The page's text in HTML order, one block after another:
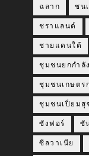
ฉลาก ชน
ชราแลนด์
ชายแดนใต้
ชุมชนยกกำลั
ชุมชนเกษตร
ชุมชนเปี่ยมสุ
ซังฟอร์ ซั
ซีลวาเนีย